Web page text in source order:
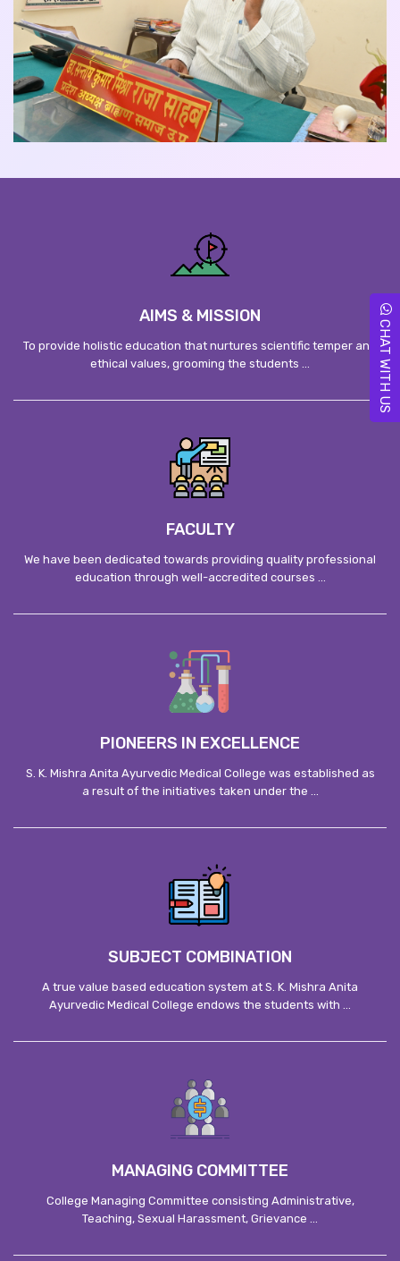
AIMS & MISSION
To provide holistic education that nurtures scientific temper and
ethical values, grooming the students ...
FACULTY
We have been dedicated towards providing quality professional
education through well-accredited courses ...
PIONEERS IN EXCELLENCE
S. K. Mishra Anita Ayurvedic Medical College was established as
a result of the initiatives taken under the ...
SUBJECT COMBINATION
A true value based education system at S. K. Mishra Anita
Ayurvedic Medical College endows the students with ...
MANAGING COMMITTEE
College Managing Committee consisting Administrative,
Teaching, Sexual Harassment, Grievance ...
CHAT WITH US